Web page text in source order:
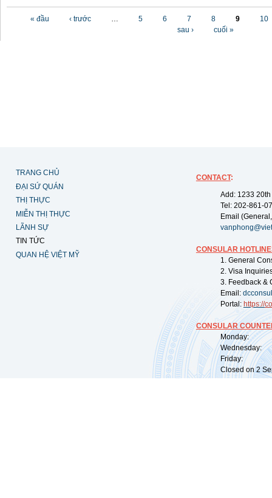
« đầu ‹ trước … 5 6 7 8 9
10
sau ›
cuối »
TRANG CHỦ
ĐẠI SỨ QUÁN
THỊ THỰC
MIỄN THỊ THỰC
LÃNH SỰ
TIN TỨC
QUAN HỆ VIỆT MỸ
CONTACT:
Add: 1233
Tel: 202-861-
Email
CONSULAR
1. General
2. Visa
3. Feedback &
Email:
Portal: https://
CONSULAR
Monday:
Wednesday:
Friday:
Closed on 2